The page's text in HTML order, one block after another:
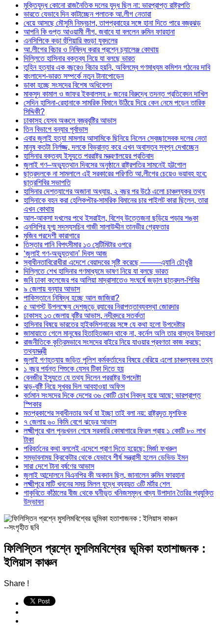
মুক্তিযুদ্ধ কোনো রাজনৈতিক দলের যুদ্ধ ছিল না: ভারপ্রাপ্ত রাষ্ট্রপতি
ভারতে যেভাবে দিন কাটাচ্ছেন পলাতক আ.লীগ নেতারা
ধেয়ে আসছে মৌসুমি নিম্নচাপ, তাপপ্রবাহের সঙ্গে হানা দিতে পারে বজ্রঝড়
আপনি কি গুপ্ত আওয়ামী লীগ, জবাবে যা বললেন রুমিন ফারহানা
এনসিপিকে কড়া হুঁশিয়ারি বগুড়া যুবদলের
আ.লীগের বিচার ও নিষিদ্ধ করার প্রশ্নে চ্যালেঞ্জ কোথায়
দিল্লিতে হাসিনার বক্তব্য নিয়ে যা বলছে ভারত
তুহিন হত্যার এক বছরেও বিচার হয়নি, অবিলম্বে গণমাধ্যম কমিশন গঠনের দাবি
বাংলাদেশ-ভারত সম্পর্কে নতুন টানাপোড়েন
ডাকা হচ্ছে সংসদের বিশেষ অধিবেশন
মাকসুদ কামাল ও জাফর ইকবালসহ ৮ জনের বিরুদ্ধে তদন্ত প্রতিবেদন দাখিল
সেদিন হাসিনা-রেহানাকে সামরিক বিমানে উঠিয়ে দিয়ে কেন নেমে পড়েন তারিক
সিদ্দিকী?
ঢাকাসহ যেসব অঞ্চলে বজ্রবৃষ্টির আভাস
তিন বিভাগে বন্যার পূর্বাভাস
এবার জুলাই হত্যা মামলার আসামিকে ছিনিয়ে নিলেন স্বেচ্ছাসেবক দলের নেতা
মানুষ কতটা নির্লজ্জ, দলকে বিভ্রান্ত করে এখন অবাস্তব স্বপ্ন দেখাচ্ছেন
হাসিনার বক্তব্য ইস্যুতে পররাষ্ট্র মন্ত্রণালয়ের প্রতিবাদ
জুলাই গণ–অভ্যুত্থান দিবসের অনুষ্ঠানে রাষ্ট্রপতির সামনেই হট্টগোল
ছাত্রদলকে না সামলালে এই সরকারের পরিণতি আ.লীগের চেয়েও ভয়াবহ হবে:
ছাত্রশিবির সভাপতি
হাসিনার দেশত্যাগের অজানা অধ্যায়, ২ বছর পর উঠে এলো চাঞ্চল্যকর তথ্য
হাসিনাকে বহন করা হেলিকপ্টার-সামরিক বিমানের চার পাইলট কারা ছিলেন, তারা
এখন কোথায়
আল-আকসা দখলের পথে ইসরাইল, বিশ্বে উত্তেজনা ছড়িয়ে পড়ার শঙ্কা
এনসিপির যুগ্ম সদস্যসচিব গাজী সালাউদ্দীন তানভীর গ্রেফতার
মুজিব পরদেশী কারাগারে
তিস্তার পানি বিপৎসীমার ১৩ সেন্টিমিটার ওপরে
‘জুলাই গণ-অভ্যুত্থান’ দিবস আজ
স্বাধীনতাবিরোধীরা এদেশে বেয়াদবের সৃষ্টি করেছে ——–এ্যানি চৌধুরী
দিল্লিতে শেখ হাসিনার গণমাধ্যমে ভাষণ নিয়ে যা বলছে ভারত
জবি ঢাকা কলেজের পর আলিয়া মাদ্রাসাতেও সংঘর্ষে জড়াল ছাত্রদল-শিবির
৯ জেলায় বন্যার আভাস
পাকিস্তানে নিষিদ্ধ হচ্ছে আল জাজিরা?
৫ আগস্ট উপলক্ষ্যে দেশজুড়ে র‌্যাবের নিরাপত্তাব্যবস্থা জোরদার
ঢাকাসহ ১৩ জেলায় বৃষ্টির আভাস, নদীবন্দরে সতর্কতা
হাসিনার বিষয়ে ভারতের হাইকমিশনারের সঙ্গে যে কথা হলো উপদেষ্টার
জামায়াতে গেলে মানুষের হিতাহিতজ্ঞান থাকে না, কর্নেল অলি তার বাস্তব উদাহরণ
রাজনীতিকে কৃত্রিমভাবে সংসদের বাইরে নিয়ে যাওয়ার প্রবণতা কাজ করছে:
তথ্যমন্ত্রী
জুলাই গণহত্যায় জড়িত পুলিশ কর্মকর্তাদের বিষয়ে বেরিয়ে এলো চাঞ্চল্যকর তথ্য
১ বছর পর্যন্ত শিশুকে যেসব টিকা দিতে হয়
বেনজীর ইস্যুতে যে তথ্য দিলেন পররাষ্ট্র উপদেষ্টা
ঝড়-বৃষ্টি নিয়ে সুখবর দিল আবহাওয়া অফিস
বর্তমান সংসদের দিকে দেশের ৩৬ কোটি চোখ নিবদ্ধ হয়ে আছে: ভারপ্রাপ্ত
স্পিকার
মতপ্রকাশের স্বাধীনতার অর্থ যা ইচ্ছা তাই বলা নয়: রাষ্ট্রদূত মুশফিক
৭ জেলায় ৬০ কিমি বেগে ঝড়ের আভাস
লক্ষ্মীপুরে খাল পুনঃখনন শেষে সরকারি কোষাগারে ফিরল প্রায় ১ কোটি ৮০ লাখ
টাকা
পরিবর্তনের কথা বললেই এদেশে প্রাণ দিতে হয়েছে: মির্জা ফখরুল
সম্ভাবনাময় ক্রিকেটার থেকে যেভাবে শীর্ষ সন্ত্রাসী হলেন ডেভিড ইমন
সারা দেশে টানা বর্ষণের আভাস
জুলাই আন্দোলনে বিএনপির কী অবদান ছিল, জানালেন রুমিন ফারহানা
লক্ষ্মীপুরে মাটি খননের সময় মিলল যুদ্ধে ব্যবহৃত ৩টি মর্টার শেল
গাকৃবিতে কাঁঠালের বীজ থেকে ঘনীভূত খনিজসমৃদ্ধ খাদ্য উপাদান তৈরির প্রযুক্তি
উদ্ভাবন
--সংগৃহীত ছবি
ফিলিস্তিন প্রশ্নে মুসলিমবিশ্বের ভূমিকা হতাশাজনক :
ইলিয়াস কাঞ্চন
Share !